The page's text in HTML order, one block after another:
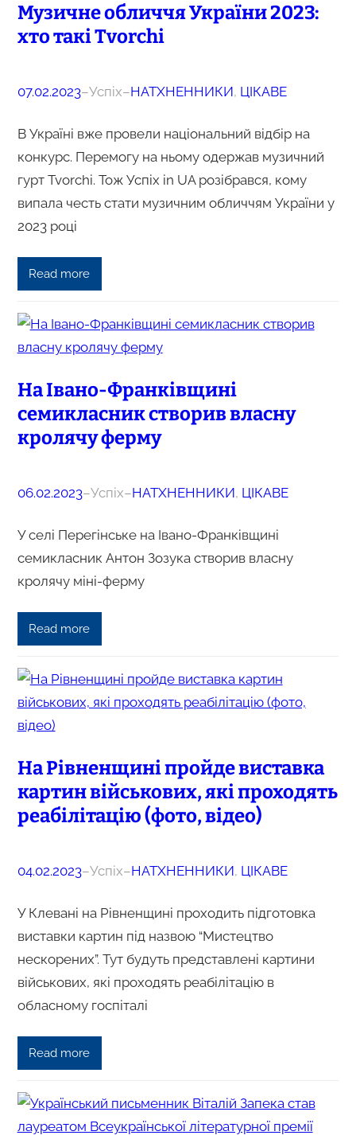
Музичне обличчя України 2023:
хто такі Tvorchi
07.02.2023–Успіх–НАТХНЕННИКИ, ЦІКАВЕ
В Україні вже провели національний відбір на
конкурс. Перемогу на ньому одержав музичний
гурт Tvorchi. Тож Успіх in UA розібрався, кому
випала честь стати музичним обличчям України у
2023 році
Read more
На Івано-Франківщині
семикласник створив власну
кролячу ферму
06.02.2023–Успіх–НАТХНЕННИКИ, ЦІКАВЕ
У селі Перегінське на Івано-Франківщині
семикласник Антон Зозука створив власну
кролячу міні-ферму
Read more
На Рівненщині пройде виставка
картин військових, які проходять
реабілітацію (фото, відео)
04.02.2023–Успіх–НАТХНЕННИКИ, ЦІКАВЕ
У Клевані на Рівненщині проходить підготовка
виставки картин під назвою “Мистецтво
нескорених”. Тут будуть представлені картини
військових, які проходять реабілітацію в
обласному госпіталі
Read more